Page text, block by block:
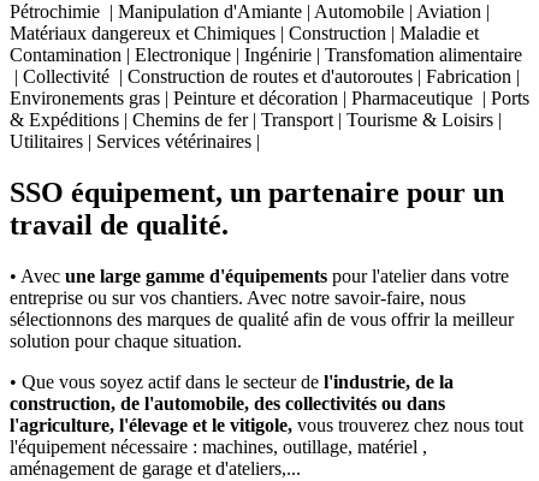
Pétrochimie | Manipulation d'Amiante | Automobile | Aviation |
Matériaux dangereux et Chimiques | Construction | Maladie et
Contamination | Electronique | Ingénirie | Transfomation alimentaire
| Collectivité | Construction de routes et d'autoroutes | Fabrication |
Environements gras | Peinture et décoration | Pharmaceutique | Ports
& Expéditions | Chemins de fer | Transport | Tourisme & Loisirs |
Utilitaires | Services vétérinaires |
SSO équipement, un partenaire pour un
travail de qualité.
• Avec une large gamme d'équipements pour l'atelier dans votre
entreprise ou sur vos chantiers. Avec notre savoir-faire, nous
sélectionnons des marques de qualité afin de vous offrir la meilleur
solution pour chaque situation.
• Que vous soyez actif dans le secteur de l'industrie, de la
construction, de l'automobile, des collectivités ou dans
l'agriculture, l'élevage et le vitigole, vous trouverez chez nous tout
l'équipement nécessaire : machines, outillage, matériel ,
aménagement de garage et d'ateliers,...